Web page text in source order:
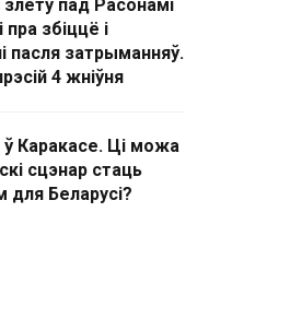
злёту пад Расонамі
пра збіццё і
пасля затрыманняў.
4 жніўня
Каракасе. Ці можа
сцэнар стаць
для Беларусі?